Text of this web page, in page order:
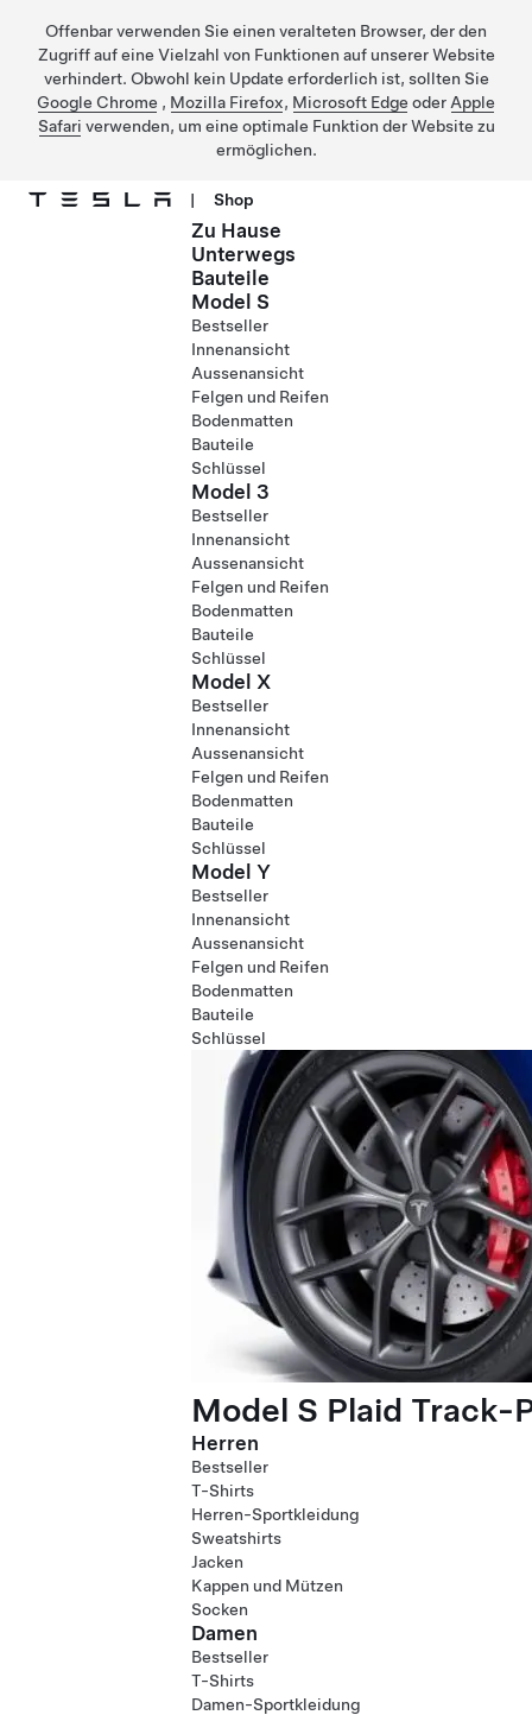
Offenbar verwenden Sie einen veralteten Browser, der den
Zugriff auf eine Vielzahl von Funktionen auf unserer Website
verhindert. Obwohl kein Update erforderlich ist, sollten Sie
Google Chrome , Mozilla Firefox, Microsoft Edge oder Apple
Safari verwenden, um eine optimale Funktion der Website zu
ermöglichen.
| Shop
Zu Hause
Unterwegs
Bauteile
Model S
Bestseller
Innenansicht
Aussenansicht
Felgen und Reifen
Bodenmatten
Bauteile
Schlüssel
Model 3
Bestseller
Innenansicht
Aussenansicht
Felgen und Reifen
Bodenmatten
Bauteile
Schlüssel
Model X
Bestseller
Innenansicht
Aussenansicht
Felgen und Reifen
Bodenmatten
Bauteile
Schlüssel
Model Y
Bestseller
Innenansicht
Aussenansicht
Felgen und Reifen
Bodenmatten
Bauteile
Schlüssel
Model S Plaid Track-
Herren
Bestseller
T-Shirts
Herren-Sportkleidung
Sweatshirts
Jacken
Kappen und Mützen
Socken
Damen
Bestseller
T-Shirts
Damen-Sportkleidung